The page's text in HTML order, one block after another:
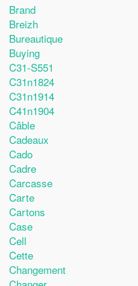
Brand
Breizh
Bureautique
Buying
C31-S551
C31n1824
C31n1914
C41n1904
Câble
Cadeaux
Cado
Cadre
Carcasse
Carte
Cartons
Case
Cell
Cette
Changement